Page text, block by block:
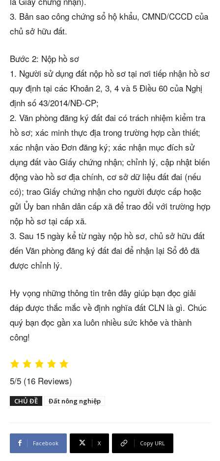
3. Bản sao công chứng sổ hộ khẩu, CMND/CCCD của
chủ sở hữu đất.
Bước 2: Nộp hồ sơ
1. Người sử dụng đất nộp hồ sơ tại nơi tiếp nhận hồ sơ
quy định tại các Khoản 2, 3, 4 và 5 Điều 60 của Nghị
định số 43/2014/NĐ-CP;
2. Văn phòng đăng ký đất đai có trách nhiệm kiểm tra
hồ sơ; xác minh thực địa trong trường hợp cần thiết;
xác nhận vào Đơn đăng ký; xác nhận mục đích sử
dụng đất vào Giấy chứng nhận; chỉnh lý, cập nhật biến
động vào hồ sơ địa chính, cơ sở dữ liệu đất đai (nếu
có); trao Giấy chứng nhận cho người được cấp hoặc
gửi Ủy ban nhân dân cấp xã để trao đổi với trường hợp
nộp hồ sơ tại cấp xã.
3. Sau 15 ngày kể từ ngày nộp hồ sơ, chủ sở hữu đất
đến Văn phòng đăng ký đất đai để nhận lại Sổ đỏ đã
được chỉnh lý.
Hy vọng những thông tin trên đây giúp bạn đọc giải
đáp được thắc mắc về định nghĩa đất CLN là gì. Chúc
quý bạn đọc gần xa luôn nhiều sức khỏe và thành
công!
5/5 (16 Reviews)
CHỦ ĐỀ Đất nông nghiệp
Facebook X Copy URL